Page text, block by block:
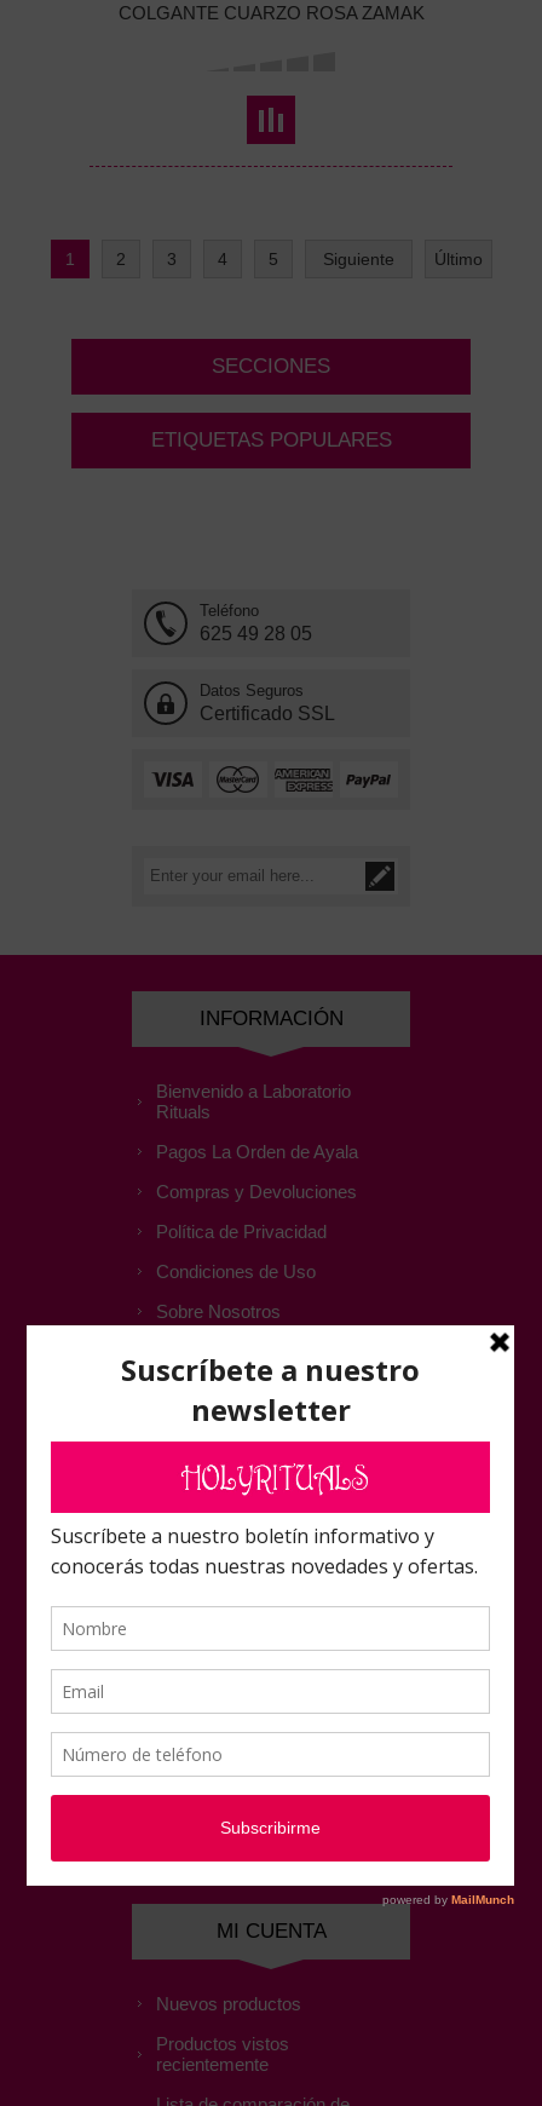
COLGANTE CUARZO ROSA ZAMAK
1 2 3 4 5 Siguiente Último
SECCIONES
ETIQUETAS POPULARES
Teléfono
625 49 28 05
Datos Seguros
Certificado SSL
INFORMACIÓN
Bienvenido a Laboratorio
Rituals
Pagos La Orden de Ayala
Compras y Devoluciones
Política de Privacidad
Condiciones de Uso
Sobre Nosotros
ATENCIÓN AL CLIENTE
FAQ
Foro Amigos Laboratorio
Rituals
NUESTRAS OFERTAS
Mi cuenta
Pedidos
Direcciones
Favoritos
MI CUENTA
Nuevos productos
Productos vistos
recientemente